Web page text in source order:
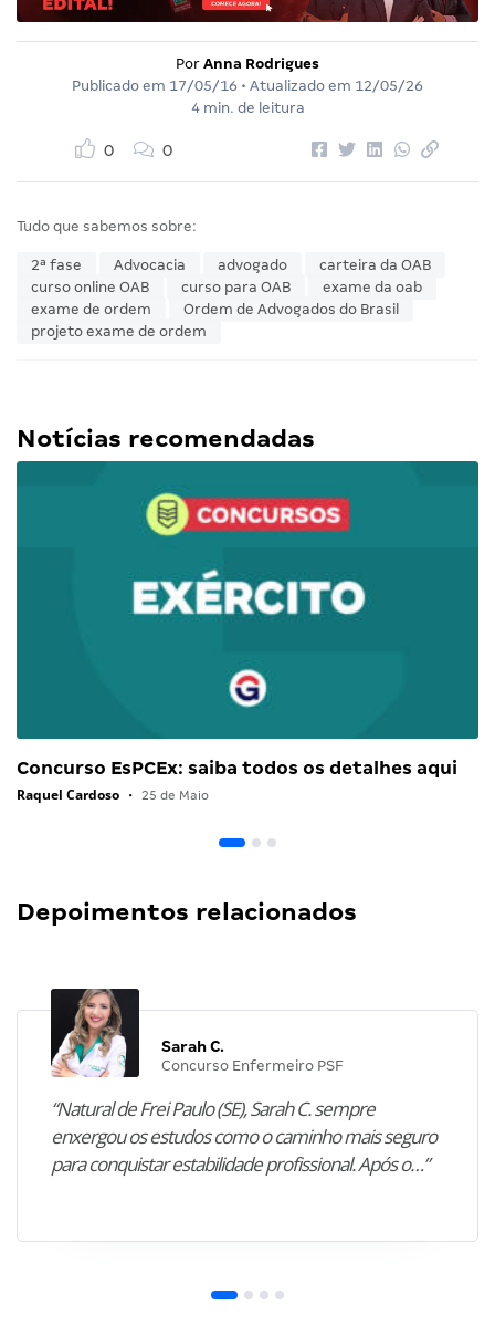
Por Anna Rodrigues
Publicado em 17/05/16 • Atualizado em 12/05/26
4 min. de leitura
0 0
Tudo que sabemos sobre:
2ª fase Advocacia advogado
carteira da OAB
curso online OAB
curso para OAB
exame da oab
exame de ordem
Ordem de Advogados do Brasil
projeto exame de ordem
Notícias recomendadas
Concurso EsPCEx: saiba todos os detalhes aqui
Raquel Cardoso • 25 de Maio
Depoimentos relacionados
Sarah C.
Concurso Enfermeiro PSF
“Natural de Frei Paulo (SE), Sarah C. sempre
enxergou os estudos como o caminho mais seguro
para conquistar estabilidade profissional. Após o…”